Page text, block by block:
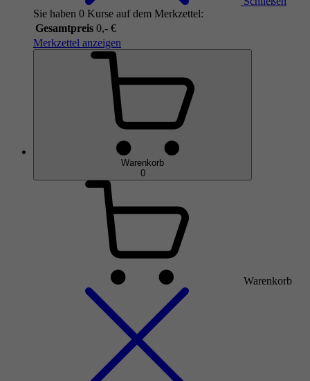
Sie haben 0 Kurse auf dem Merkzettel:
Gesamtpreis 0,- €
Merkzettel anzeigen
Warenkorb
0
Warenkorb